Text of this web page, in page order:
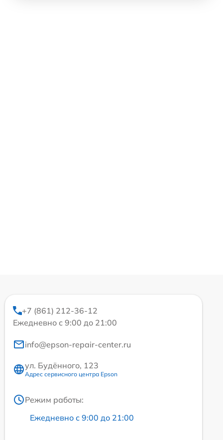
+7 (861) 212-36-12
Ежедневно с 9:00 до 21:00
info@epson-repair-center.ru
ул. Будённого, 123
Адрес сервисного центра Epson
Режим работы:
Ежедневно с 9:00 до 21:00